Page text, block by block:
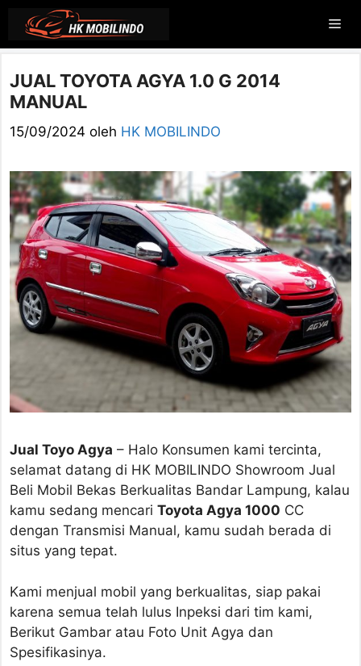
Langsung
isi
JUAL TOYOTA AGYA 1.0 G 2014
MANUAL
15/09/2024 oleh HK MOBILINDO
Jual Toyo Agya – Halo Konsumen kami tercinta,
selamat datang di HK MOBILINDO Showroom Jual
Beli Mobil Bekas Berkualitas Bandar Lampung, kalau
kamu sedang mencari Toyota Agya 1000 CC
dengan Transmisi Manual, kamu sudah berada di
situs yang tepat.
Kami menjual mobil yang berkualitas, siap pakai
karena semua telah lulus Inpeksi dari tim kami,
Berikut Gambar atau Foto Unit Agya dan
Spesifikasinya.